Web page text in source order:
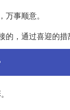
事顺意。
的，通过喜迎的